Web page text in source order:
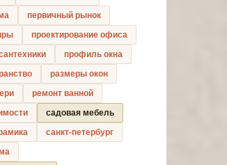
первичный рынок
проектирование офиса
профиль окна
размеры окон
ремонт ванной
садовая мебель
санкт-петербург